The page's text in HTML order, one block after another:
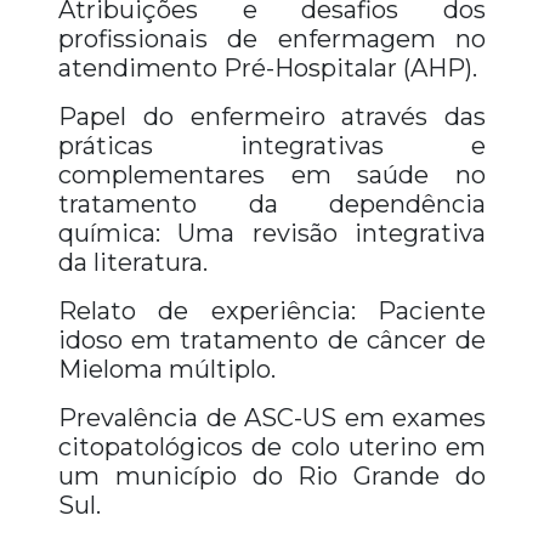
Atribuições e desafios dos
profissionais de enfermagem no
atendimento Pré-Hospitalar (AHP).
Papel do enfermeiro através das
práticas integrativas e
complementares em saúde no
tratamento da dependência
química: Uma revisão integrativa
da literatura.
Relato de experiência: Paciente
idoso em tratamento de câncer de
Mieloma múltiplo.
Prevalência de ASC-US em exames
citopatológicos de colo uterino em
um município do Rio Grande do
Sul.